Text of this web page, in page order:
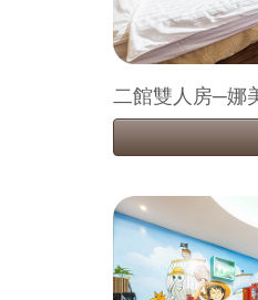
二館雙人房─娜